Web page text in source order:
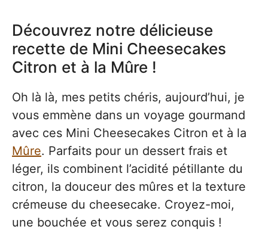
Découvrez notre délicieuse
recette de Mini Cheesecakes
Citron et à la Mûre !
Oh là là, mes petits chéris, aujourd’hui, je
vous emmène dans un voyage gourmand
avec ces Mini Cheesecakes Citron et à la
Mûre. Parfaits pour un dessert frais et
léger, ils combinent l’acidité pétillante du
citron, la douceur des mûres et la texture
crémeuse du cheesecake. Croyez-moi,
une bouchée et vous serez conquis !